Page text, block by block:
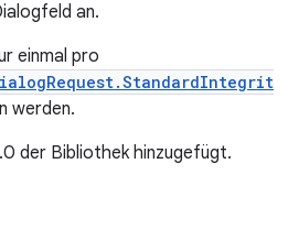
an.
einmal pro
werden.
der Bibliothek hinzugefügt.